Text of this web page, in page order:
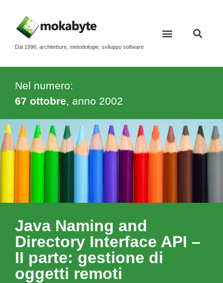
Dal 1996, architetture, metodologie, sviluppo software
Nel numero:
67 ottobre, anno 2002
Java Naming and
Directory Interface API –
II parte: gestione di
oggetti remoti